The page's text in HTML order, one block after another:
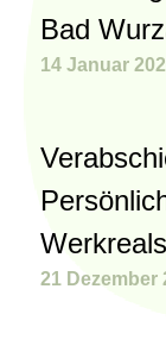
Bad
14 Januar
21 Dezember